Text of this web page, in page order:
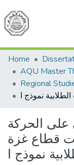
Home
على الحركة
قطاع غزة
نموذج ا